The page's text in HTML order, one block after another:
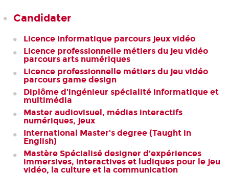
Candidater
Licence informatique parcours jeux vidéo
Licence professionnelle métiers du jeu vidéo
parcours arts numériques
Licence professionnelle métiers du jeu vidéo
parcours game design
Diplôme d'ingénieur spécialité informatique et
multimédia
Master audiovisuel, médias interactifs
numériques, jeux
International Master's degree (Taught in
English)
Mastère Spécialisé designer d’expériences
immersives, interactives et ludiques pour le jeu
vidéo, la culture et la communication